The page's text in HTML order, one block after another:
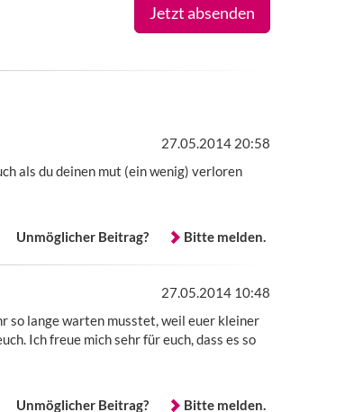
Jetzt absenden
27.05.2014 20:58
als du deinen mut (ein wenig) verloren
Unmöglicher Beitrag?
Bitte melden.
27.05.2014 10:48
so lange warten musstet, weil euer kleiner
Ich freue mich sehr für euch, dass es so
Unmöglicher Beitrag?
Bitte melden.